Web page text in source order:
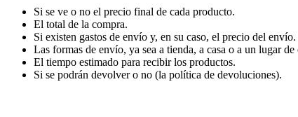
Si se ve o no el precio final de cada producto.
El total de la compra.
Si existen gastos de envío y, en su caso, el precio del envío.
Las formas de envío, ya sea a tienda, a casa o a un lugar de
El tiempo estimado para recibir los productos.
Si se podrán devolver o no (la política de devoluciones).